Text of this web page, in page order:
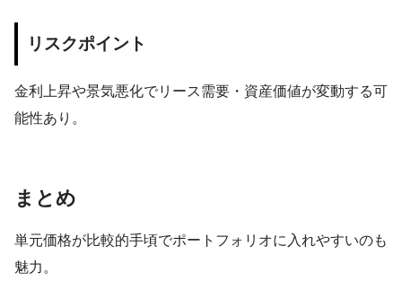
リスクポイント
金利上昇や景気悪化でリース需要・資産価値が変動する可
能性あり。
まとめ
単元価格が比較的手頃でポートフォリオに入れやすいのも
魅力。